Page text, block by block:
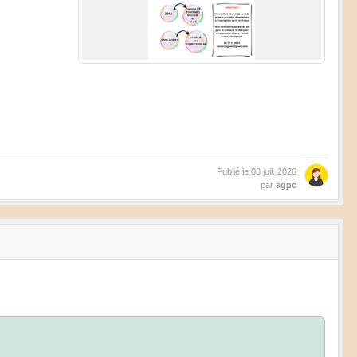
Publié le 03 juil. 2026
par agpc